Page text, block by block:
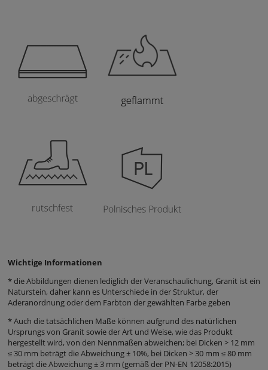
Wichtige Informationen
* die Abbildungen dienen lediglich der Veranschaulichung, Granit ist ein
Naturstein, daher kann es Unterschiede in der Struktur, der
Aderanordnung oder dem Farbton der gewählten Farbe geben
* Auch die tatsächlichen Maße können aufgrund des natürlichen
Ursprungs von Granit sowie der Art und Weise, wie das Produkt
hergestellt wird, von den Nennmaßen abweichen; bei Dicken > 12 mm
≤ 30 mm beträgt die Abweichung ± 10%, bei Dicken > 30 mm ≤ 80 mm
beträgt die Abweichung ± 3 mm (gemäß der PN-EN 12058:2015)